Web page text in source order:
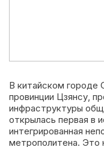
В китайском городе
провинции Цзянсу,
инфраструктуры
открылась первая в
интегрированная
метрополитена. Это